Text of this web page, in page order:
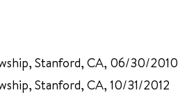
Stanford, CA, 06/30/2010
Stanford, CA, 10/31/2012